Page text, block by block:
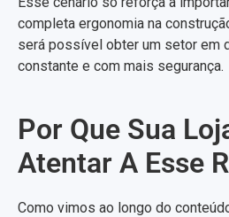
completa ergonomia na
será possível obter um setor em
constante e com mais segurança.
Por Que Sua
Atentar A Esse
Como vimos ao longo do